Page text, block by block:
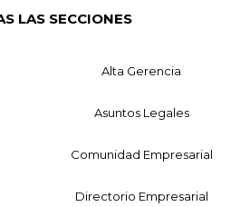
LAS SECCIONES
Alta Gerencia
Asuntos Legales
Comunidad Empresarial
Directorio Empresarial